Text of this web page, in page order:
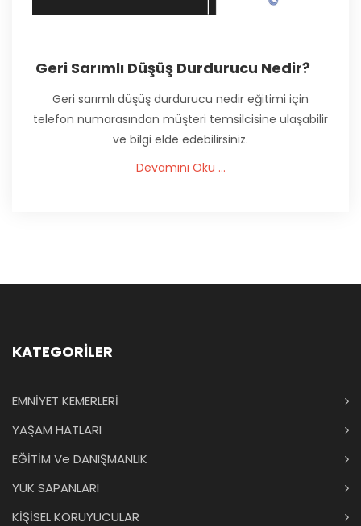
Geri Sarımlı Düşüş Durdurucu Nedir?
Geri sarımlı düşüş durdurucu nedir eğitimi için
telefon numarasından müşteri temsilcisine ulaşabilir
ve bilgi elde edebilirsiniz.
Devamını Oku ...
KATEGORİLER
EMNİYET KEMERLERİ
YAŞAM HATLARI
EĞİTİM Ve DANIŞMANLIK
YÜK SAPANLARI
KİŞİSEL KORUYUCULAR